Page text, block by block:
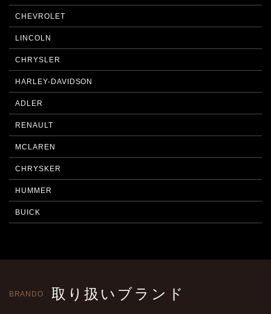
CHEVROLET
LINCOLN
CHRYSLER
HARLEY-DAVIDSON
ADLER
RENAULT
MCLAREN
CHRYSKER
HUMMER
BUICK
BRANDO 取り扱いブランド